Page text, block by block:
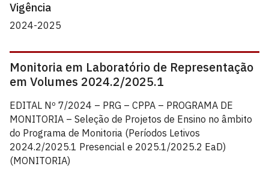
Vigência
2024-2025
Monitoria em Laboratório de Representação
em Volumes 2024.2/2025.1
EDITAL Nº 7/2024 – PRG – CPPA – PROGRAMA DE
MONITORIA – Seleção de Projetos de Ensino no âmbito
do Programa de Monitoria (Períodos Letivos
2024.2/2025.1 Presencial e 2025.1/2025.2 EaD)
(MONITORIA)